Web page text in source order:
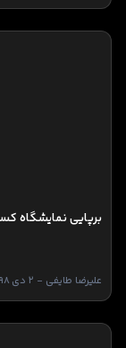
برپایی نمایشگاه
علیرضا طایفی - 2 دی 1398